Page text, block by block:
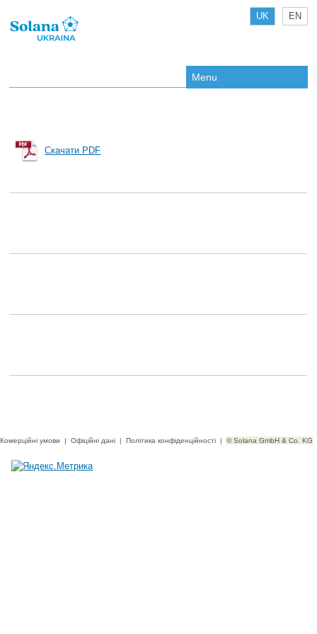
UK EN
Menu
Скачати PDF
Комерційні умови | Офіційні дані | Політика конфіденційності | © Solana GmbH & Co. KG